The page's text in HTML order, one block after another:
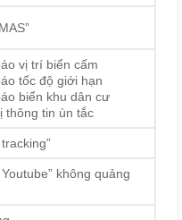
vị trí biển cấm
tốc độ giới hạn
biển khu dân cư
thông tin ùn tắc
Youtube” không quảng